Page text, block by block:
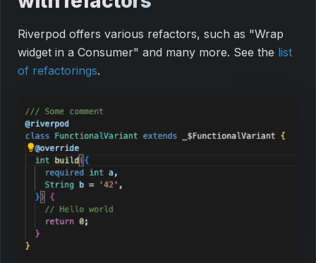
Riverpod offers various refactors, such as "Wrap
widget in a Consumer" and many more. See the list
of refactorings.